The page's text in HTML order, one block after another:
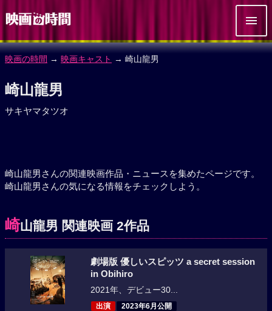
映画の時間 → 映画キャスト → 崎山龍男
崎山龍男
サキヤマタツオ
崎山龍男さんの関連映画作品・ニュースを集めたページです。
崎山龍男さんの気になる情報をチェックしよう。
崎山龍男 関連映画 2作品
劇場版 優しいスピッツ a secret session
in Obihiro
2021年、デビュー30...
出演 2023年6月公開